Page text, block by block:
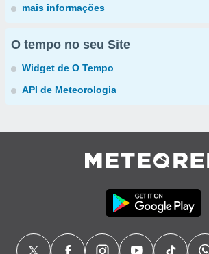
mais informações
O tempo no seu Site
Widget de O Tempo
API de Meteorologia